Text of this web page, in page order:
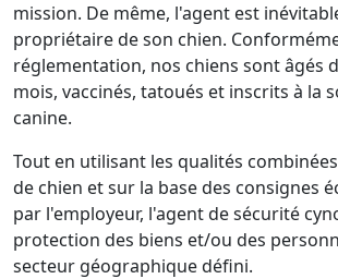
mission. De même, l'agent est
propriétaire de son chien.
réglementation, nos chiens sont âgés
mois, vaccinés, tatoués et inscrits à la
canine.
Tout en utilisant les qualités
de chien et sur la base des consignes
par l'employeur, l'agent de sécurité
protection des biens et/ou des
secteur géographique défini.